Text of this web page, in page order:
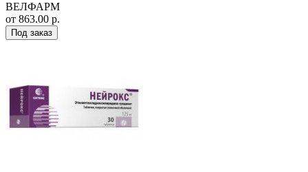
ВЕЛФАРМ
от 863.00 р.
Под заказ